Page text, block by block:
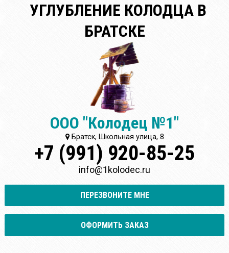
УГЛУБЛЕНИЕ КОЛОДЦА В
БРАТСКЕ
ООО "Колодец №1"
Братск, Школьная улица, 8
+7 (991) 920-85-25
info@1kolodec.ru
ПЕРЕЗВОНИТЕ МНЕ
ОФОРМИТЬ ЗАКАЗ